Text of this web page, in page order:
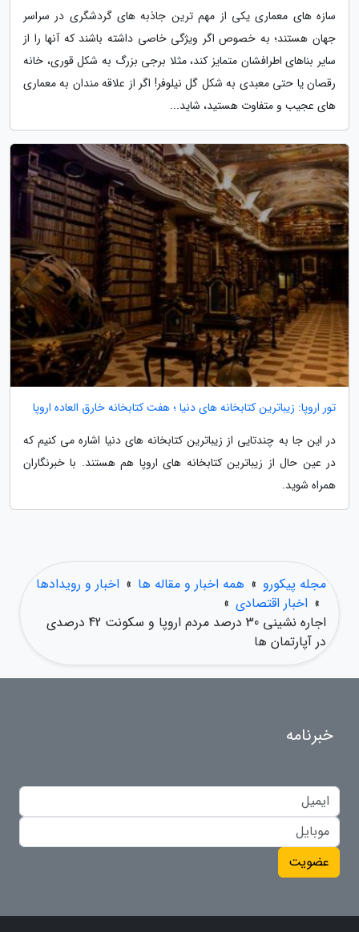
سازه های معماری یکی از مهم ترین جاذبه های گردشگری در سراسر
جهان هستند؛ به خصوص اگر ویژگی خاصی داشته باشند که آنها را از
سایر بناهای اطرافشان متمایز کند، مثلا برجی بزرگ به شکل قوری، خانه
رقصان یا حتی معبدی به شکل گل نیلوفر! اگر از علاقه مندان به معماری
های عجیب و متفاوت هستید، شاید...
تور اروپا: زیباترین کتابخانه های دنیا ؛ هفت کتابخانه خارق العاده اروپا
در این جا به چندتایی از زیباترین کتابخانه های دنیا اشاره می کنیم که
در عین حال از زیباترین کتابخانه های اروپا هم هستند. با خبرنگاران
همراه شوید.
مجله پیکورو » همه اخبار و مقاله ها » اخبار و رویدادها
» اخبار اقتصادی »
اجاره نشینی 30 درصد مردم اروپا و سکونت 42 درصدی
در آپارتمان ها
خبرنامه
عضویت